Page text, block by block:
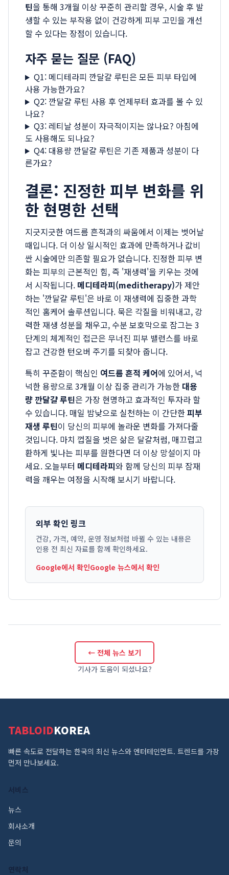
틴을 통해 3개월 이상 꾸준히 관리할 경우, 시술 후 발
생할 수 있는 부작용 없이 건강하게 피부 고민을 개선
할 수 있다는 장점이 있습니다.
자주 묻는 질문 (FAQ)
Q1: 메디테라피 깐달걀 루틴은 모든 피부 타입에
사용 가능한가요?
Q2: 깐달걀 루틴 사용 후 언제부터 효과를 볼 수 있
나요?
Q3: 레티날 성분이 자극적이지는 않나요? 아침에
도 사용해도 되나요?
Q4: 대용량 깐달걀 루틴은 기존 제품과 성분이 다
른가요?
결론: 진정한 피부 변화를 위
한 현명한 선택
지긋지긋한 여드름 흔적과의 싸움에서 이제는 벗어날
때입니다. 더 이상 일시적인 효과에 만족하거나 값비
싼 시술에만 의존할 필요가 없습니다. 진정한 피부 변
화는 피부의 근본적인 힘, 즉 '재생력'을 키우는 것에
서 시작됩니다. 메디테라피(meditherapy)가 제안
하는 '깐달걀 루틴'은 바로 이 재생력에 집중한 과학
적인 홈케어 솔루션입니다. 묵은 각질을 비워내고, 강
력한 재생 성분을 채우고, 수분 보호막으로 잠그는 3
단계의 체계적인 접근은 무너진 피부 밸런스를 바로
잡고 건강한 턴오버 주기를 되찾아 줍니다.
특히 꾸준함이 핵심인 여드름 흔적 케어에 있어서, 넉
넉한 용량으로 3개월 이상 집중 관리가 가능한 대용
량 깐달걀 루틴은 가장 현명하고 효과적인 투자라 할
수 있습니다. 매일 밤낮으로 실천하는 이 간단한피부
재생 루틴이 당신의 피부에 놀라운 변화를 가져다줄
것입니다. 마치 껍질을 벗은 삶은 달걀처럼, 매끄럽고
환하게 빛나는 피부를 원한다면 더 이상 망설이지 마
세요. 오늘부터 메디테라피와 함께 당신의 피부 잠재
력을 깨우는 여정을 시작해 보시기 바랍니다.
외부 확인 링크
건강, 가격, 예약, 운영 정보처럼 바뀔 수 있는 내용은
인용 전 최신 자료를 함께 확인하세요.
Google에서 확인Google 뉴스에서 확인
← 전체 뉴스 보기
기사가 도움이 되셨나요?
TABLOIDKOREA
빠른 속도로 전달하는 한국의 최신 뉴스와 엔터테인먼트. 트렌드를 가장
먼저 만나보세요.
서비스
뉴스
회사소개
문의
연락처